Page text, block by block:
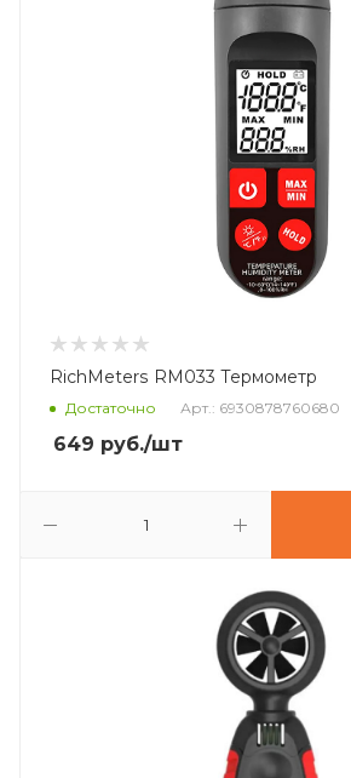
RichMeters RM033 Термометр
Достаточно Арт.: 6930878760680
649 руб./шт